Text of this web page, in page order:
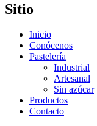
Sitio
Inicio
Conócenos
Pastelería
Industrial
Artesanal
Sin azúcar
Productos
Contacto